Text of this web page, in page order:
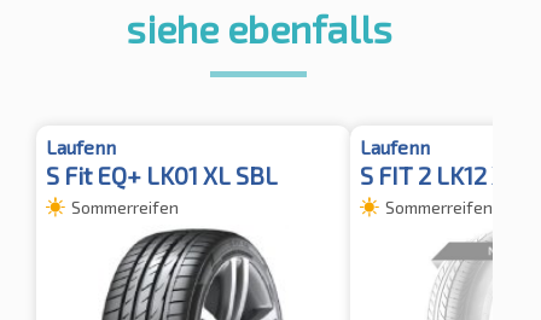
siehe ebenfalls
Laufenn
S Fit EQ+ LK01 XL SBL
Sommerreifen
Laufenn
S FIT 2 LK12 XL
Sommerreifen